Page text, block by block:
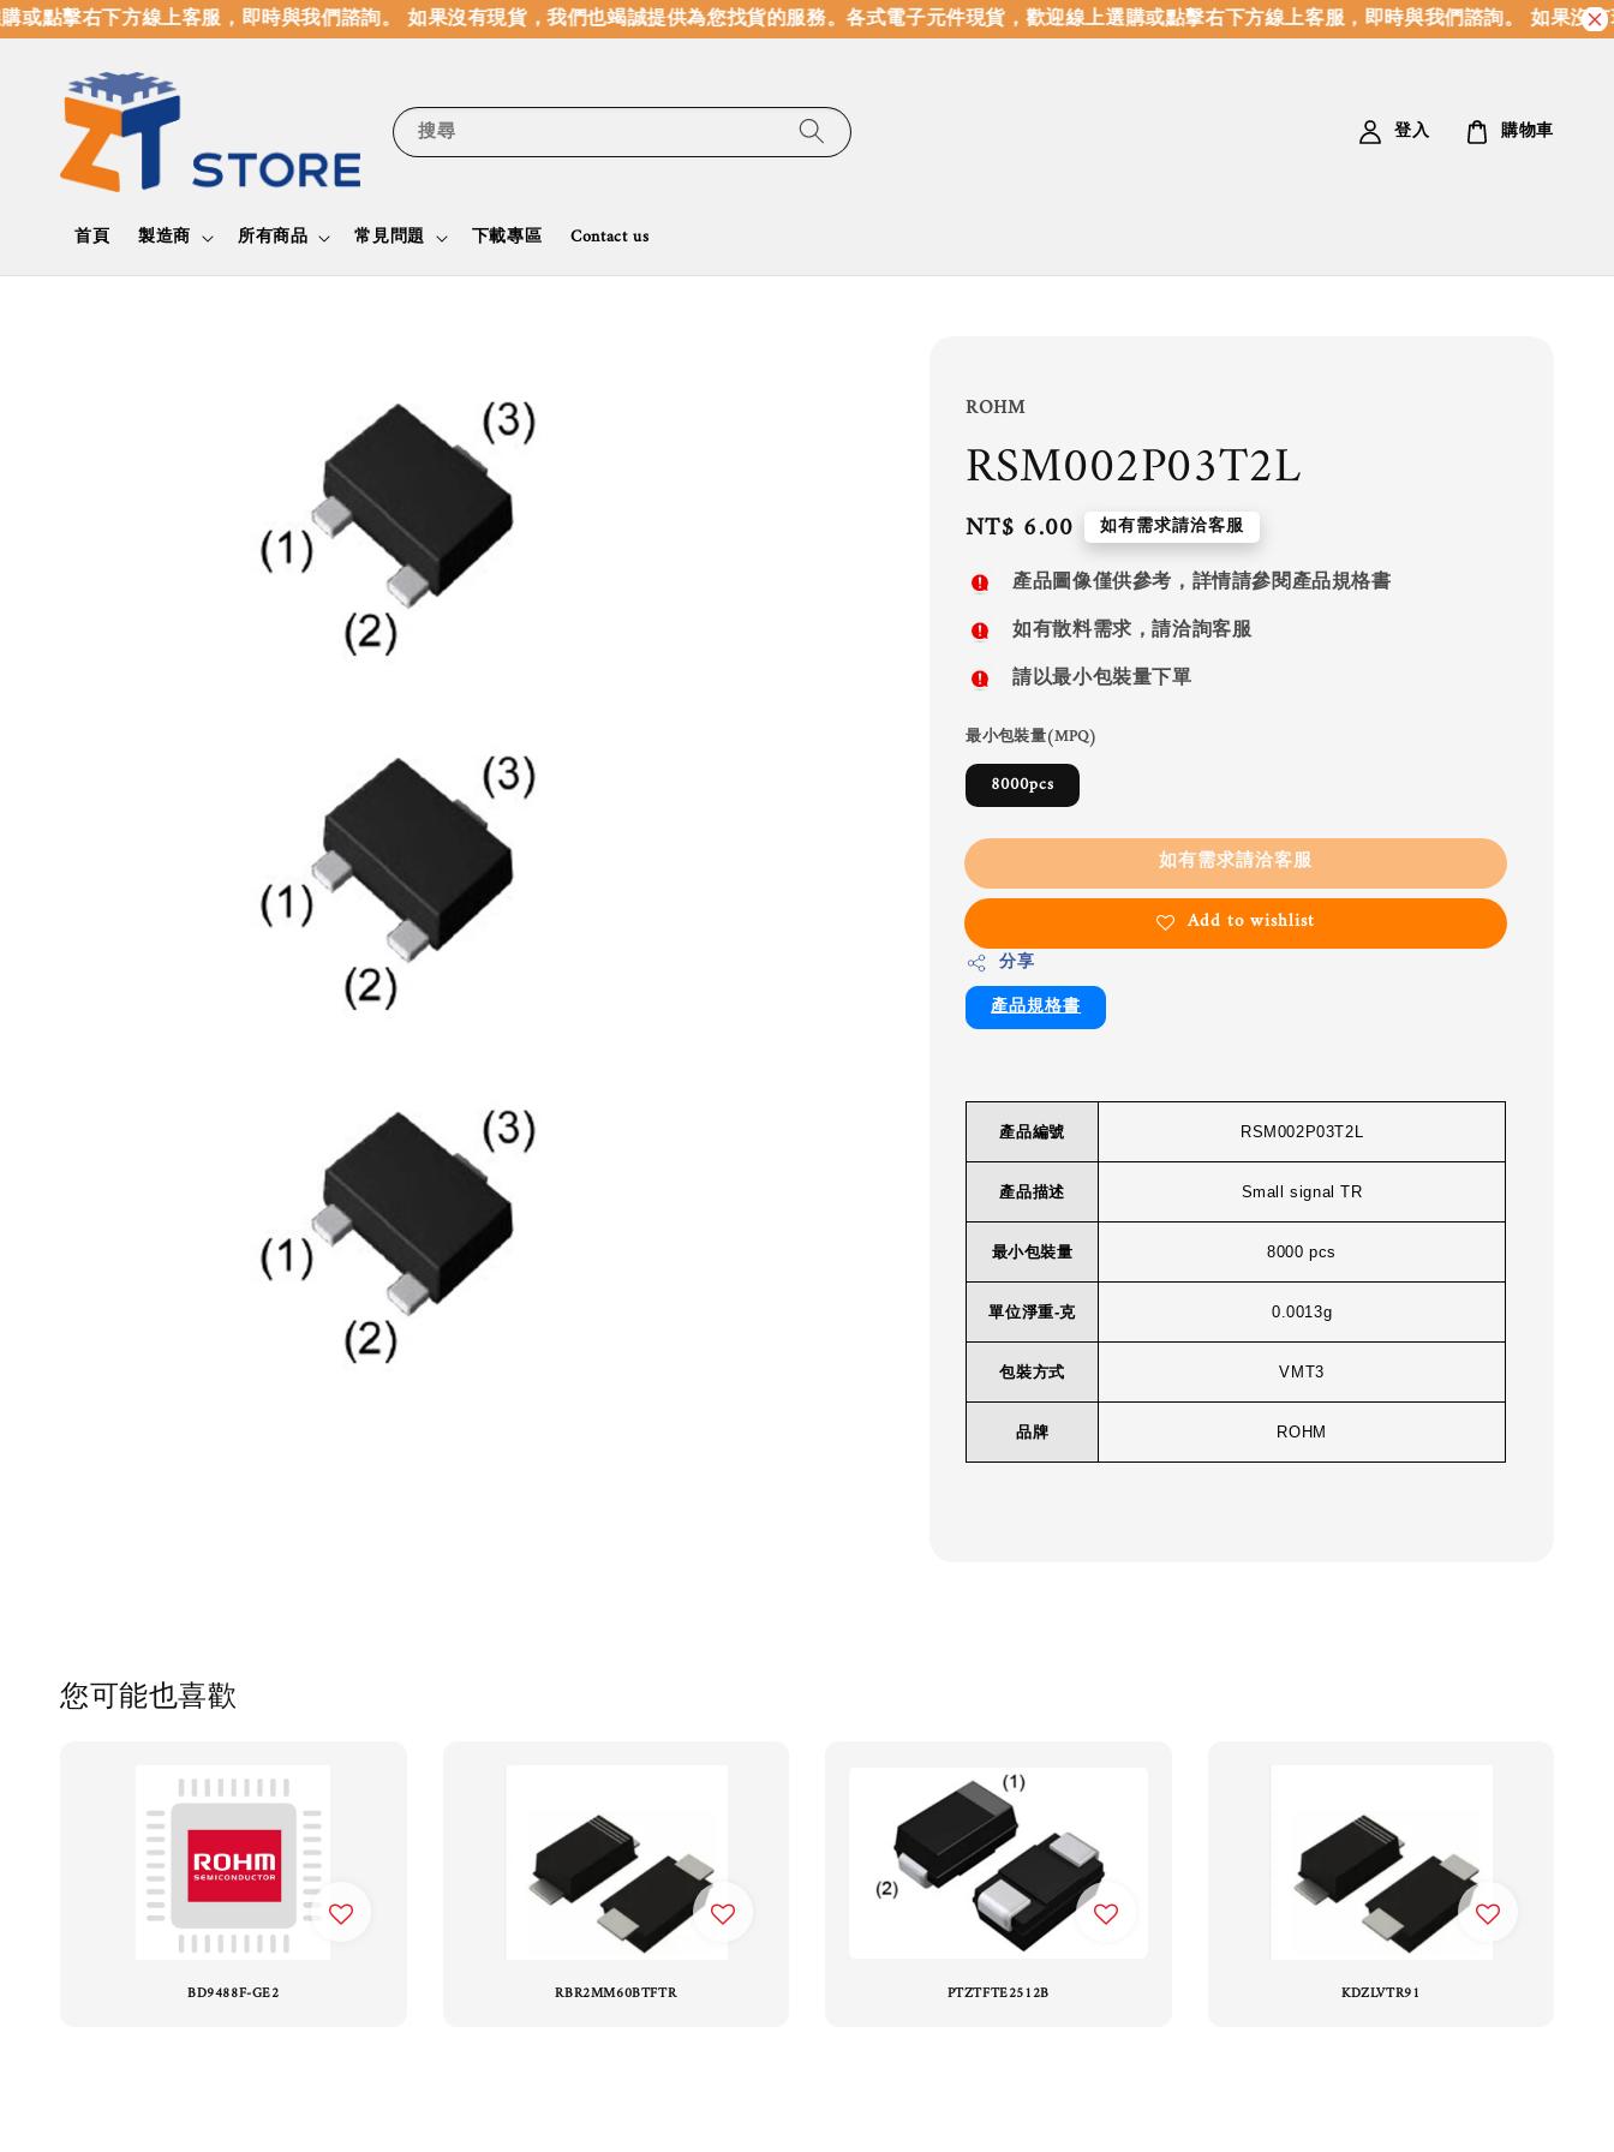
點擊右下方線上客服，即時與我們諮詢。 如果沒有現貨，我們也竭誠提供為您找貨的服務。各式電子元件現貨，歡迎線上選購或點擊右下方線上客服，即時與我們諮詢。 如果沒有
搜尋
首頁 製造商 所有商品 常見問題 下載專區 Contact us
登入 購物車
ROHM
RSM002P03T2L
Regular
price
NT$ 6.00 如有需求請洽客服
產品圖像僅供參考，詳情請參閱產品規格書
如有散料需求，請洽詢客服
請以最小包裝量下單
最小包裝量(MPQ)
8000pcs
如有需求請洽客服
Add to wishlist
分享
產品規格書
產品編號 RSM002P03T2L
產品描述 Small signal TR
最小包裝量 8000 pcs
單位淨重-克 0.0013g
包裝方式 VMT3
品牌 ROHM
您可能也喜歡
BD9488F-GE2 RBR2MM60BTFTR PTZTFTE2512B KDZLVTR91